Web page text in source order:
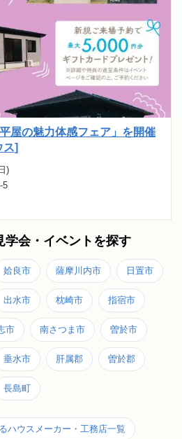
屋の魅力体感フェア」を開催
ス]
)
5
学会・イベントを探す
姶良市 薩摩川内市 日置市
出水市 枕崎市 指宿市
市 南さつま市 曽於市
垂水市 肝属郡 曽於郡
長島町
ハウスメーカー・工務店一覧